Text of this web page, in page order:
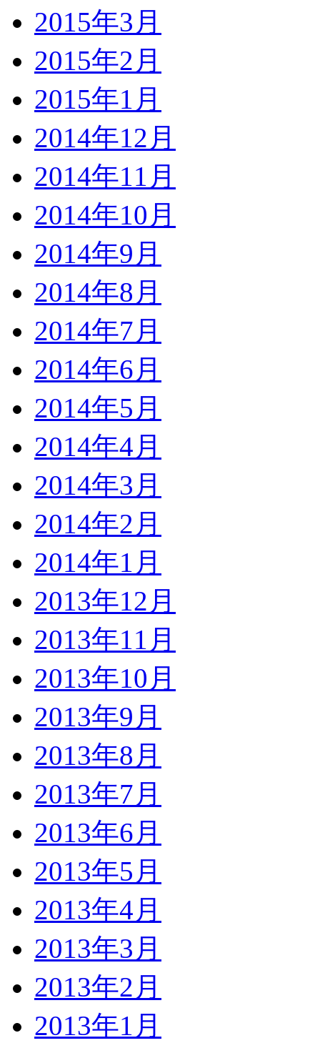
2015年3月
2015年2月
2015年1月
2014年12月
2014年11月
2014年10月
2014年9月
2014年8月
2014年7月
2014年6月
2014年5月
2014年4月
2014年3月
2014年2月
2014年1月
2013年12月
2013年11月
2013年10月
2013年9月
2013年8月
2013年7月
2013年6月
2013年5月
2013年4月
2013年3月
2013年2月
2013年1月